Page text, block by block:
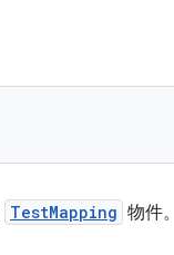
TestMapping 物件。